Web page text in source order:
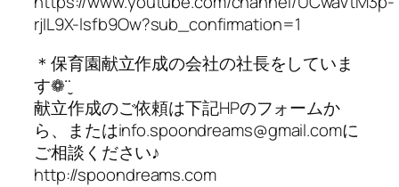
rjIL9X-lsfb9Ow?sub_confirmation=1
＊保育園献立作成の会社の社長をしていま
す❁¨̮
献立作成のご依頼は下記HPのフォームか
ら、またはinfo.spoondreams@gmail.comに
ご相談ください♪
http://spoondreams.com